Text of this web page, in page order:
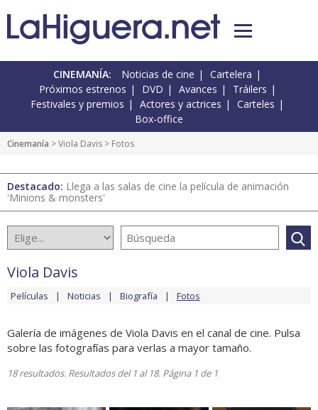
CINEMANÍA: Noticias de cine
Cartelera
Próximos estrenos
DVD Avances
Tráilers
Festivales y premios
Actores y actrices
Carteles
Box-office
Cinemanía >Viola Davis > Fotos
Destacado: Llega a las salas de cine la película de animación
'Minions & monsters'
Viola Davis
Películas Noticias Biografía Fotos
Galería de imágenes de Viola Davis en el canal de cine. Pulsa
sobre las fotografías para verlas a mayor tamaño.
18 resultados. Resultados del 1 al 18. Página 1 de 1